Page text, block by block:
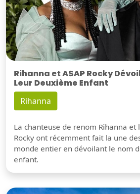
Rihanna et A$AP Rocky
Leur Deuxième Enfant
Rihanna
La chanteuse de renom Rihanna et
Rocky ont récemment fait la une
monde entier en dévoilant le nom
enfant.